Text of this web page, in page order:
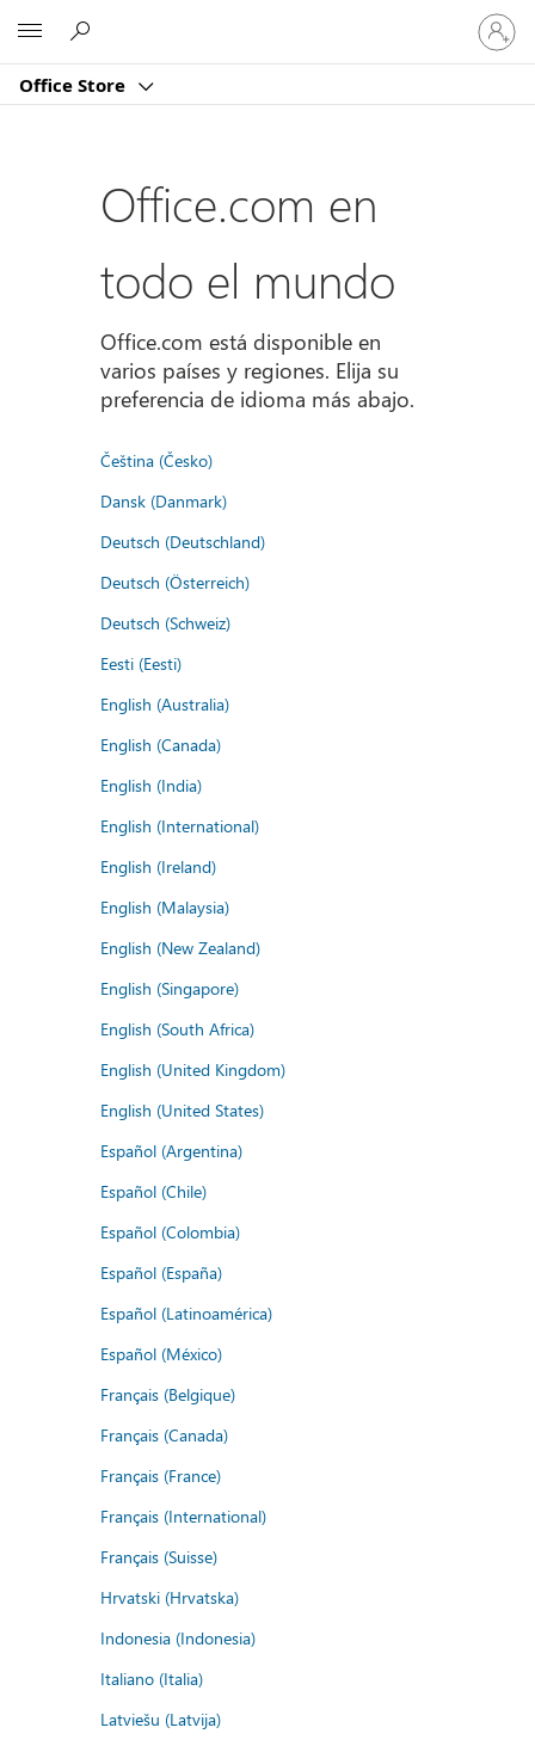
Office Store
Iniciar
sesión
en
cuenta
Office.com en
todo el mundo
Office.com está disponible en
varios países y regiones. Elija su
preferencia de idioma más abajo.
Čeština (Česko)
Dansk (Danmark)
Deutsch (Deutschland)
Deutsch (Österreich)
Deutsch (Schweiz)
Eesti (Eesti)
English (Australia)
English (Canada)
English (India)
English (International)
English (Ireland)
English (Malaysia)
English (New Zealand)
English (Singapore)
English (South Africa)
English (United Kingdom)
English (United States)
Español (Argentina)
Español (Chile)
Español (Colombia)
Español (España)
Español (Latinoamérica)
Español (México)
Français (Belgique)
Français (Canada)
Français (France)
Français (International)
Français (Suisse)
Hrvatski (Hrvatska)
Indonesia (Indonesia)
Italiano (Italia)
Latviešu (Latvija)